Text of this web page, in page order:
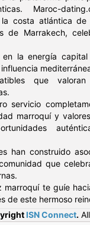
Maroc-
costa atlántica de
de Marrakech,
la energía
que
servicio
marroquí y
han construido
que
marroquí te guíe
de este hermoso
ISN Connect.